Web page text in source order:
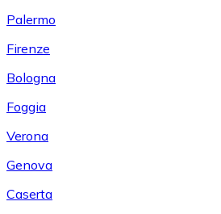
Palermo
Firenze
Bologna
Foggia
Verona
Genova
Caserta